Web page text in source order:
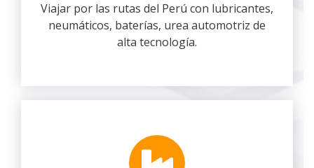
Viajar por las rutas del Perú con lubricantes,
neumáticos, baterías, urea automotriz de
alta tecnología.